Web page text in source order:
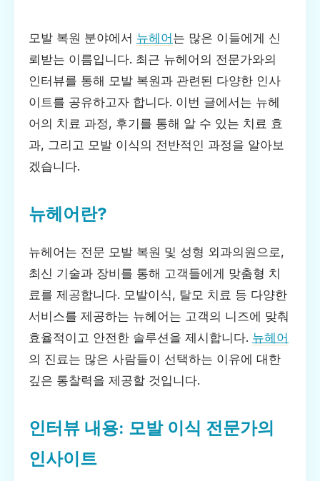
모발 복원 분야에서 뉴헤어 는 많은 이들에게 신
뢰받는 이름입니다. 최근 뉴헤어의 전문가와의
인터뷰를 통해 모발 복원과 관련된 다양한 인사
이트를 공유하고자 합니다. 이번 글에서는 뉴헤
어의 치료 과정, 후기를 통해 알 수 있는 치료 효
과, 그리고 모발 이식의 전반적인 과정을 알아보
겠습니다.
뉴헤어란?
뉴헤어는 전문 모발 복원 및 성형 외과의원으로,
최신 기술과 장비를 통해 고객들에게 맞춤형 치
료를 제공합니다. 모발이식, 탈모 치료 등 다양한
서비스를 제공하는 뉴헤어는 고객의 니즈에 맞춰
효율적이고 안전한 솔루션을 제시합니다. 뉴헤어
의 진료는 많은 사람들이 선택하는 이유에 대한
깊은 통찰력을 제공할 것입니다.
인터뷰 내용: 모발 이식 전문가의
인사이트